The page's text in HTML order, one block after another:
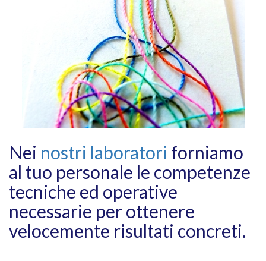
Nei nostri laboratori forniamo
al tuo personale le competenze
tecniche ed operative
necessarie per ottenere
velocemente risultati concreti.